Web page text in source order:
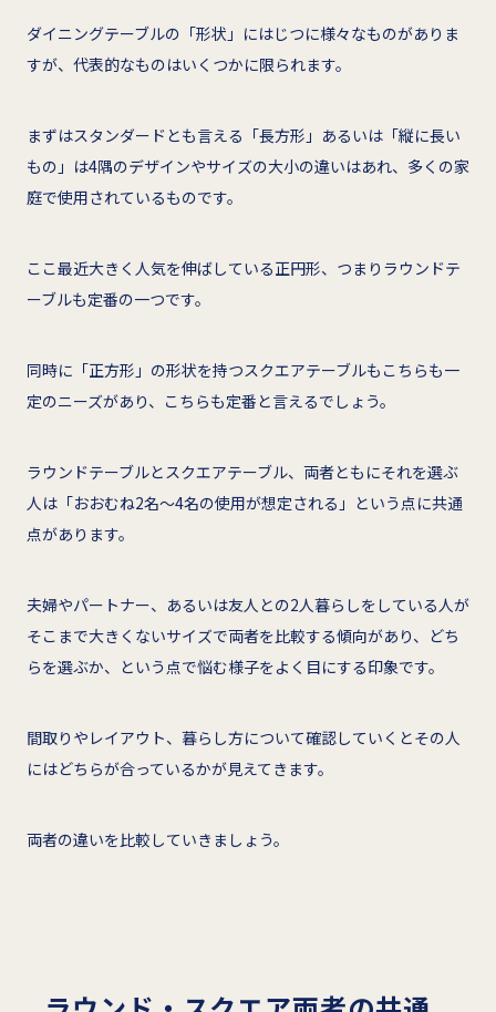
ダイニングテーブルの「形状」にはじつに様々なものがありま
すが、代表的なものはいくつかに限られます。
まずはスタンダードとも言える「長方形」あるいは「縦に長い
もの」は4隅のデザインやサイズの大小の違いはあれ、多くの家
庭で使用されているものです。
ここ最近大きく人気を伸ばしている正円形、つまりラウンドテ
ーブルも定番の一つです。
同時に「正方形」の形状を持つスクエアテーブルもこちらも一
定のニーズがあり、こちらも定番と言えるでしょう。
ラウンドテーブルとスクエアテーブル、両者ともにそれを選ぶ
人は「おおむね2名～4名の使用が想定される」という点に共通
点があります。
夫婦やパートナー、あるいは友人との2人暮らしをしている人が
そこまで大きくないサイズで両者を比較する傾向があり、どち
らを選ぶか、という点で悩む様子をよく目にする印象です。
間取りやレイアウト、暮らし方について確認していくとその人
にはどちらが合っているかが見えてきます。
両者の違いを比較していきましょう。